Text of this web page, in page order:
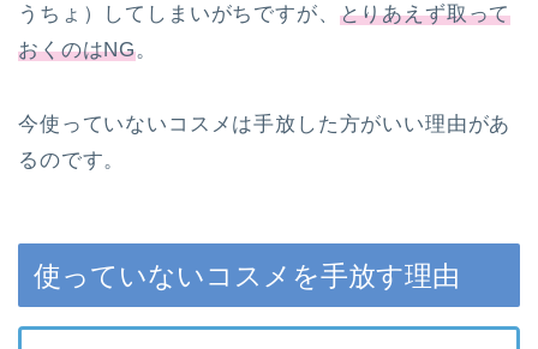
うちょ）してしまいがちですが、 とりあえず取って
おくのはNG。
今使っていないコスメは手放した方がいい理由があ
るのです。
使っていないコスメを手放す理由